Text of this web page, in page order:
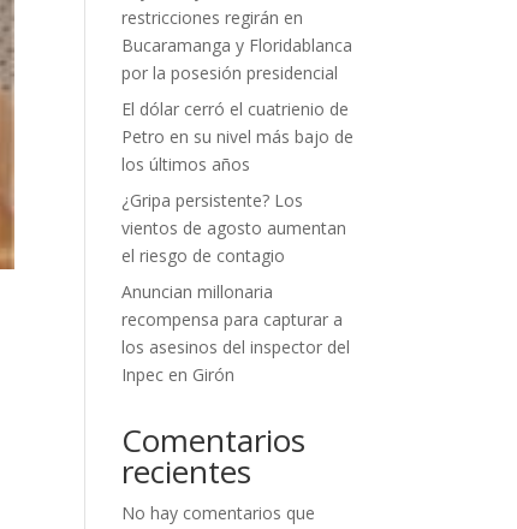
restricciones regirán en
Bucaramanga y Floridablanca
por la posesión presidencial
El dólar cerró el cuatrienio de
Petro en su nivel más bajo de
los últimos años
¿Gripa persistente? Los
vientos de agosto aumentan
el riesgo de contagio
Anuncian millonaria
recompensa para capturar a
los asesinos del inspector del
Inpec en Girón
Comentarios
recientes
No hay comentarios que